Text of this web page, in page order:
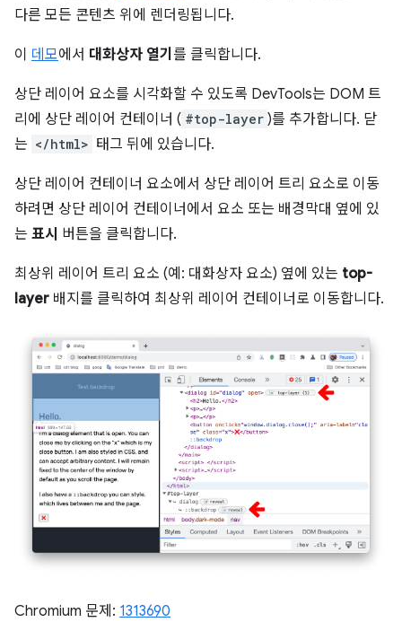
다른 모든 콘텐츠 위에 렌더링됩니다.
이 데모에서 대화상자 열기 를 클릭합니다.
상단 레이어 요소를 시각화할 수 있도록 DevTools는 DOM 트
리에 상단 레이어 컨테이너 ( #top-layer )를 추가합니다. 닫
는 </html> 태그 뒤에 있습니다.
상단 레이어 컨테이너 요소에서 상단 레이어 트리 요소로 이동
하려면 상단 레이어 컨테이너에서 요소 또는 배경막대 옆에 있
는 표시 버튼을 클릭합니다.
최상위 레이어 트리 요소 (예: 대화상자 요소) 옆에 있는 top-
layer 배지를 클릭하여 최상위 레이어 컨테이너로 이동합니다.
Chromium 문제: 1313690